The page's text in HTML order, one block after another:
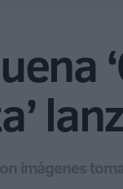
imágenes